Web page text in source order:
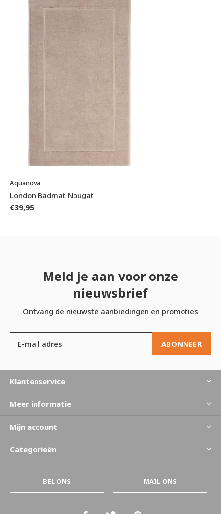
Aquanova
London Badmat Nougat
€39,95
Meld je aan voor onze
nieuwsbrief
Ontvang de nieuwste aanbiedingen en promoties
ABONNEER
Klantenservice
Meer informatie
Mijn account
Categorieën
BEL ONS MAIL ONS